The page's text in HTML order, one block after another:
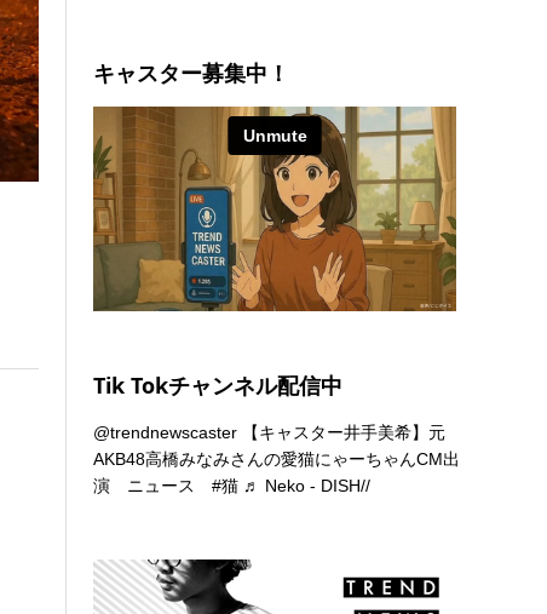
キャスター募集中！
Tik Tokチャンネル配信中
@trendnewscaster 【キャスター井手美希】元
AKB48高橋みなみさんの愛猫にゃーちゃんCM出
演 ニュース#猫 ♬ Neko - DISH//